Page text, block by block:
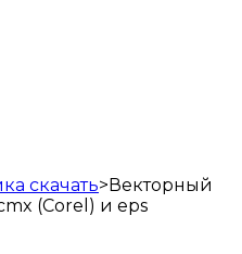
скачать>Векторный
(Corel) и eps